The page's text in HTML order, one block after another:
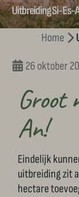
Uitbreiding Si-Es-
Home
26 oktober
Groot
An!
Eindelijk
uitbreiding zit
hectare